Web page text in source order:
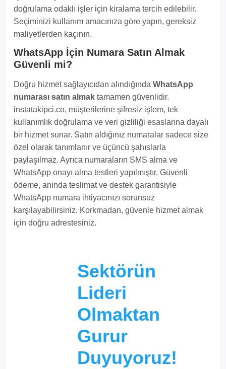
doğrulama odaklı işler için kiralama tercih edilebilir.
Seçiminizi kullanım amacınıza göre yapın, gereksiz
maliyetlerden kaçının.
WhatsApp İçin Numara Satın Almak
Güvenli mi?
Doğru hizmet sağlayıcıdan alındığında WhatsApp
numarası satın almak tamamen güvenlidir.
instatakipci.co, müşterilerine şifresiz işlem, tek
kullanımlık doğrulama ve veri gizliliği esaslarına dayalı
bir hizmet sunar. Satın aldığınız numaralar sadece size
özel olarak tanımlanır ve üçüncü şahıslarla
paylaşılmaz. Ayrıca numaraların SMS alma ve
WhatsApp onayı alma testleri yapılmıştır. Güvenli
ödeme, anında teslimat ve destek garantisiyle
WhatsApp numara ihtiyacınızı sorunsuz
karşılayabilirsiniz. Korkmadan, güvenle hizmet almak
için doğru adrestesiniz.
Sektörün
Lideri
Olmaktan
Gurur
Duyuyoruz!